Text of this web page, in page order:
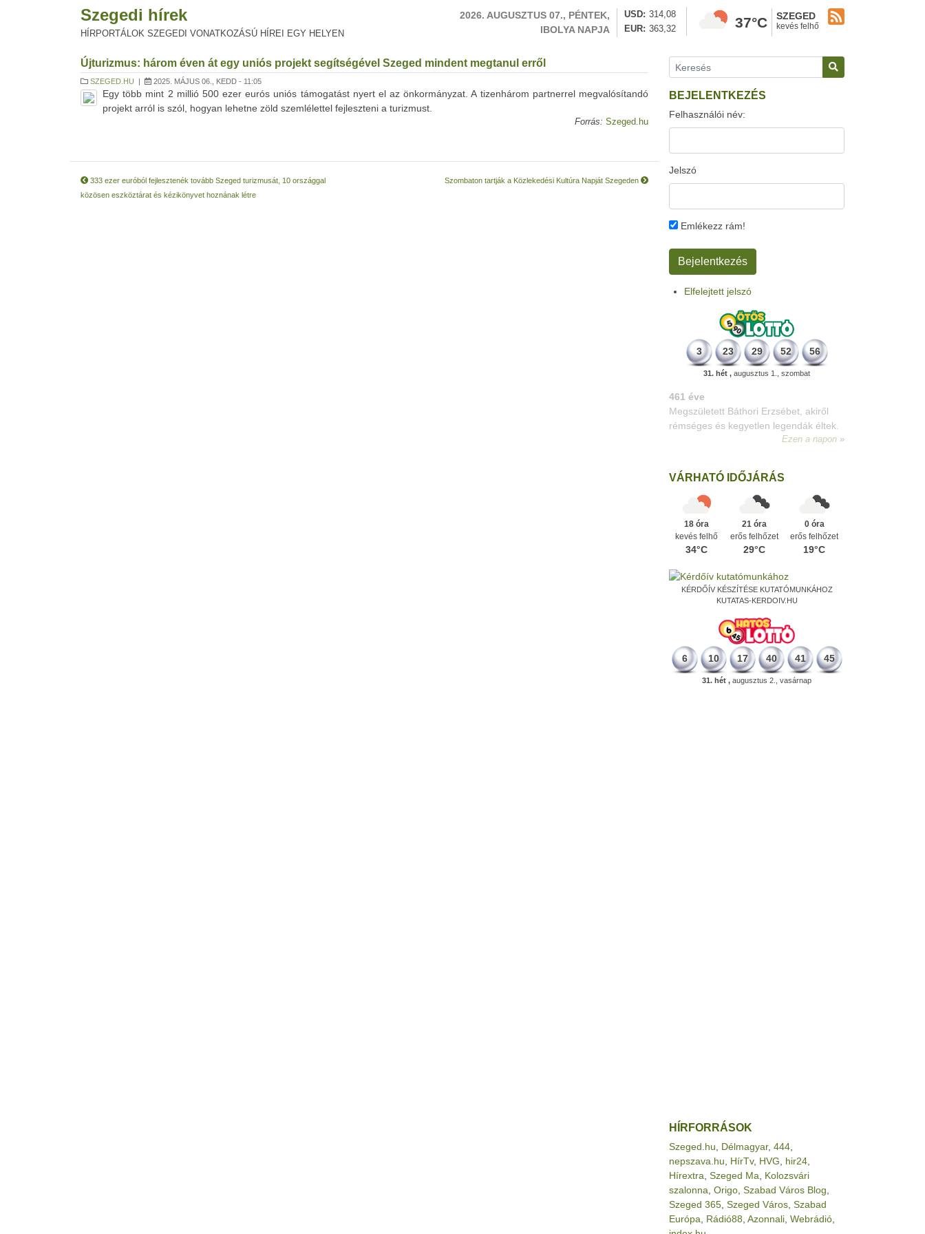
Szegedi hírek
HÍRPORTÁLOK SZEGEDI VONATKOZÁSÚ HÍREI EGY HELYEN
2026. AUGUSZTUS 07., PÉNTEK,
IBOLYA NAPJA
USD
314,08
EUR
363,32 37°C SZEGED
kevés felhő
Újturizmus: három éven át egy uniós projekt segítségével Szeged mindent megtanul erről
SZEGED.HU | 2025. MÁJUS 06., KEDD - 11:05
Egy több mint 2 millió 500 ezer eurós uniós támogatást nyert el az önkormányzat. A tizenhárom partnerrel megvalósítandó
projekt arról is szól, hogyan lehetne zöld szemlélettel fejleszteni a turizmust.
Forrás: Szeged.hu
333 ezer euróból fejlesztenék tovább Szeged turizmusát, 10 országgal
közösen eszköztárat és kézikönyvet hoznának létre
Szombaton tartják a Közlekedési Kultúra Napját Szegeden
BEJELENTKEZÉS
Felhasználói név:
Jelszó
Emlékezz rám!
Elfelejtett jelszó
3 23 29 52 56
31. hét , augusztus 1., szombat
196 éve
Megszületett Kondor Gusztáv
csillagász, matematikus, egyetemi
VÁRHATÓ IDŐJÁRÁS
18 óra
kevés felhő
34°C
21 óra
erős felhőzet
29°C
0 óra
erős felhőzet
19°C
KÉRDŐÍV KÉSZÍTÉSE KUTATÓMUNKÁHOZ
KUTATAS-KERDOIV.HU
6 10 17 40 41 45
31. hét , augusztus 2., vasárnap
HÍRFORRÁSOK
Szeged.hu Délmagyar, 444
nepszava.hu
HírTv, HVG hir24
Hírextra Szeged Ma
Kolozsvári
szalonna Origo Szabad Város Blog
Szeged 365 Szeged Város Szabad
Európa
Rádió88 Azonnali Webrádió